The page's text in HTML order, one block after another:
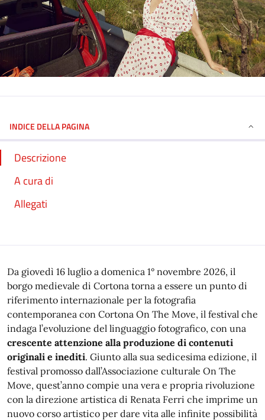
INDICE DELLA PAGINA
Descrizione
A cura di
Allegati
Da giovedì 16 luglio a domenica 1° novembre 2026, il
borgo medievale di Cortona torna a essere un punto di
riferimento internazionale per la fotografia
contemporanea con Cortona On The Move, il festival che
indaga l’evoluzione del linguaggio fotografico, con una
crescente attenzione alla produzione di contenuti
originali e inediti. Giunto alla sua sedicesima edizione, il
festival promosso dall’Associazione culturale On The
Move, quest’anno compie una vera e propria rivoluzione
con la direzione artistica di Renata Ferri che imprime un
nuovo corso artistico per dare vita alle infinite possibilità